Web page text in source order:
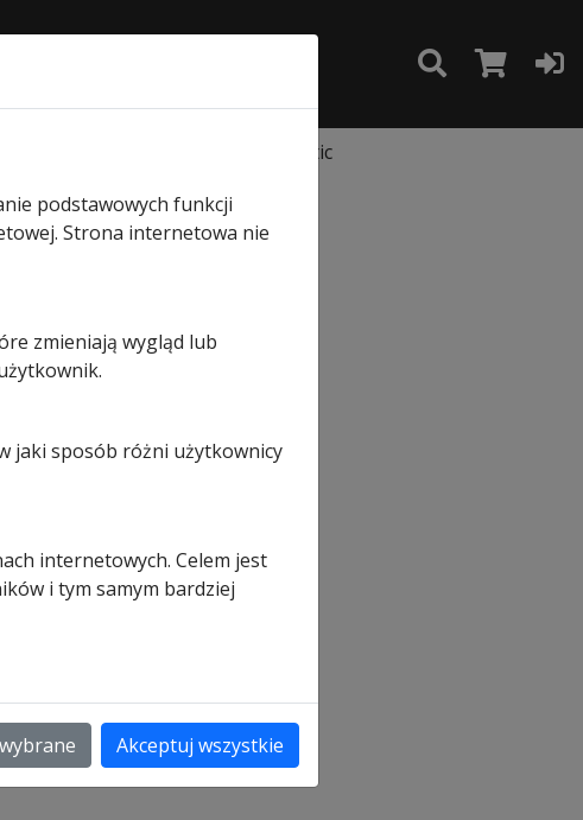
do bram LPU40, EPU40, Renomatic
podstawowych funkcji
Strona internetowa nie
zmieniają wygląd lub
jaki sposób różni użytkownicy
internetowych. Celem jest
i tym samym bardziej
Akceptuj wszystkie